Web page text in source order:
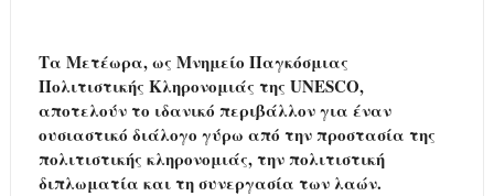
Τα Μετέωρα, ως Μνημείο Παγκόσμιας
Πολιτιστικής Κληρονομιάς της UNESCO,
αποτελούν το ιδανικό περιβάλλον για έναν
ουσιαστικό διάλογο γύρω από την προστασία της
πολιτιστικής κληρονομιάς, την πολιτιστική
διπλωματία και τη συνεργασία των λαών.